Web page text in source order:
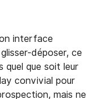
interface
déposer, ce
quel que soit leur
convivial pour
mais ne